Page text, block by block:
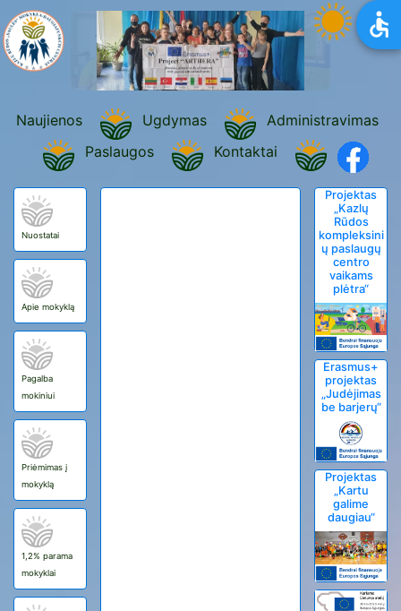
Naujienos Ugdymas
Administravimas
Paslaugos
Kontaktai
Nuostatai
Apie mokyklą
Pagalba
mokiniui
Priėmimas į
mokyklą
1,2% parama
mokyklai
Projektas
„Kazlų
Rūdos
kompleksini
ų paslaugų
centro
vaikams
plėtra“
Erasmus+
projektas
„Judėjimas
be barjerų“
Projektas
„Kartu
galime
daugiau“